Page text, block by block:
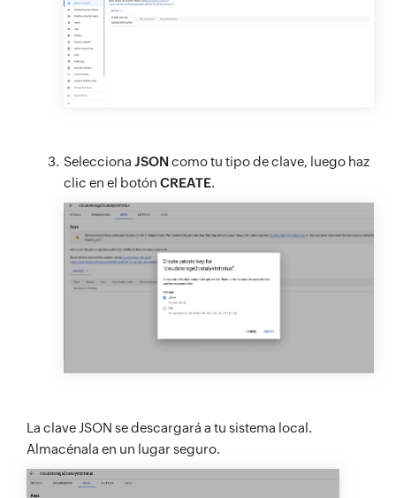
Selecciona JSONcomo tu tipo de clave, luego haz
clic en el botón CREATE.
La clave JSON se descargará a tu sistema local.
Almacénala en un lugar seguro.